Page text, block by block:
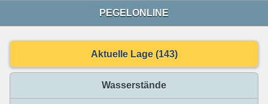
PEGELONLINE
Aktuelle Lage (143)
Wasserstände